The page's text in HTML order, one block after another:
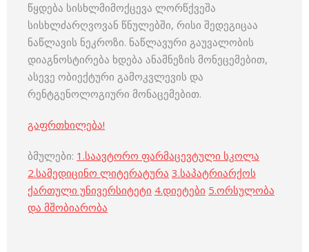
წყდება სისხლმიმოქცევა ლორწქვეშა
სისხლძარღვოვან წნულებში, რისი შედეგიცაა
ნაწლავის ნეკროზი. ნაწლავური გაუვალობის
დიაგნოსტირება ხდება ანამნეზის მონეცემებით,
ასევე ობიექტური გამოკვლევის და
რენტგენოლოგიური მონაცემებით.
გაფრთხილება!
ბმულები: 1.საავტორო ფარმაცევტული სკოლა
2.სამედიცინო ლიტერატურა 3.საპატრიარქოს
ქართული უნივერსიტეტი 4.დიეტები 5.ორსულობა
და მშობიარობა